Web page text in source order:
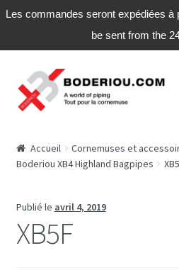
Les commandes seront expédiées à
be sent from the
Aller
à
la
Aller
au
contenu
Accueil Cornemuses et
Boderiou XB4 Highland Bagpipes
Publié le avril 4, 2019
XB5F